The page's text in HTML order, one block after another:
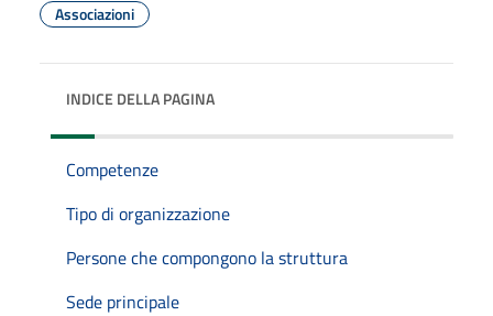
Associazioni
INDICE DELLA PAGINA
Competenze
Tipo di organizzazione
Persone che compongono la struttura
Sede principale